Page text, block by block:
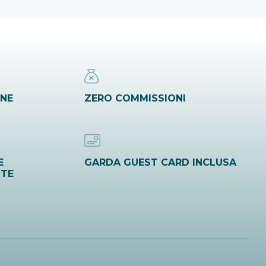
ZERO COMMISSIONI
GARDA GUEST CARD INCLUSA